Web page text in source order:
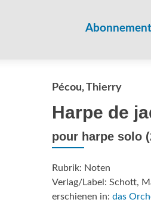
Pécou, Thierry
Harpe de
pour harpe solo
Rubrik: Noten
Verlag/Label: Schott,
erschienen in: das